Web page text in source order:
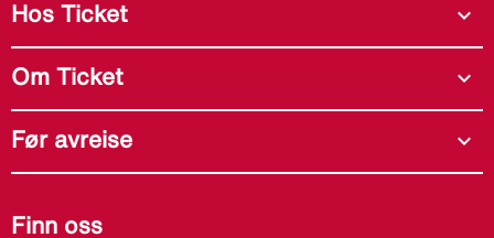
Hos Ticket expand_more
Om Ticket expand_more
Før avreise expand_more
Finn oss